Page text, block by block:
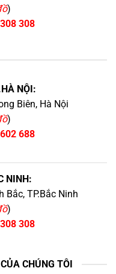
)
308
NỘI:
Biên, Hà Nội
)
688
NINH:
Bắc, TP.Bắc Ninh
)
308
CHÚNG TÔI